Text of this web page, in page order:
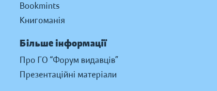
Bookmints
Книгоманія
Більше інформації
Про ГО “Форум видавців”
Презентаційні матеріали